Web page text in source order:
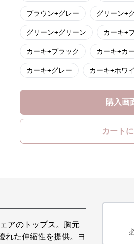
ブラウン+グレー グリーン+
グリーン+グリーン カーキ+
カーキ+ブラック カーキ+カ
カーキ+グレー カーキ+ホワ
購入画
カート
アのトップス。胸元
れた伸縮性を提供。ヨ